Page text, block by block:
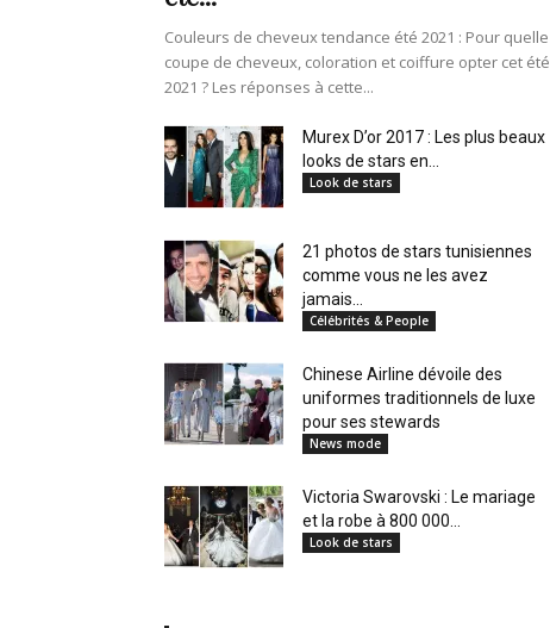
et
au
Maghreb
Couleurs de cheveux tendance été 2021 : Pour quelle
coupe de cheveux, coloration et coiffure opter cet été
2021 ? Les réponses à cette...
Murex D’or 2017 : Les plus beaux
looks de stars en...
Look de stars
21 photos de stars tunisiennes
comme vous ne les avez
jamais...
Célébrités & People
Chinese Airline dévoile des
uniformes traditionnels de luxe
pour ses stewards
News mode
Victoria Swarovski : Le mariage
et la robe à 800 000...
Look de stars